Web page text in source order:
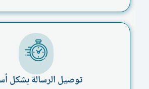
توصيل الرسالة بشكل